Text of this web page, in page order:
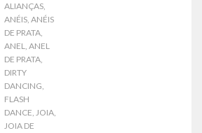
ALIANÇAS,
ANÉIS,ANÉIS
DE PRATA,
ANEL,ANEL
DE PRATA,
DIRTY
DANCING,
FLASH
DANCE,JOIA,
JOIA DE